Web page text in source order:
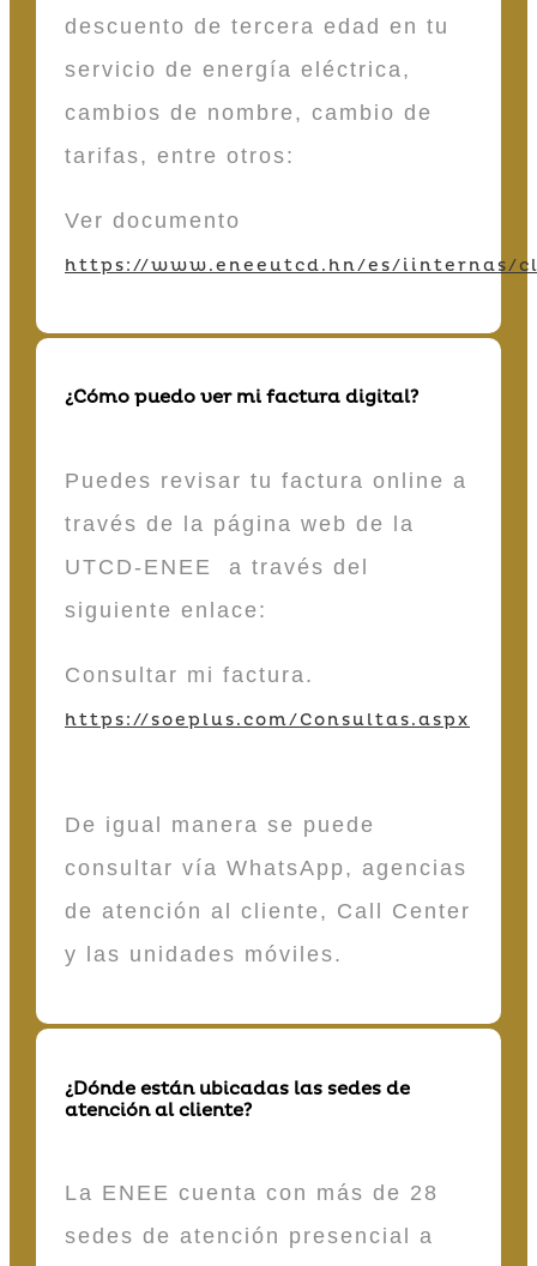
descuento de tercera edad en tu
servicio de energía eléctrica,
cambios de nombre, cambio de
tarifas, entre otros:
Ver documento
https://www.eneeutcd.hn/es/iinternas/
¿Cómo puedo ver mi factura digital?
Puedes revisar tu factura online a
través de la página web de la
UTCD-ENEE a través del
siguiente enlace:
Consultar mi factura.
https://soeplus.com/Consultas.aspx
De igual manera se puede
consultar vía WhatsApp, agencias
de atención al cliente, Call Center
y las unidades móviles.
¿Dónde están ubicadas las sedes de
atención al cliente?
La ENEE cuenta con más de 28
sedes de atención presencial a